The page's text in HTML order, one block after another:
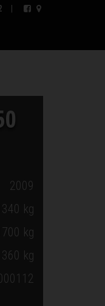
2009
kg
kg
360 kg